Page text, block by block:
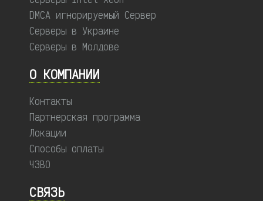
DMCA игнорируемый Сервер
Серверы в Украине
Серверы в Молдове
О КОМПАНИИ
Контакты
Партнерская программа
Локации
Способы оплаты
ЧЗВО
СВЯЗЬ